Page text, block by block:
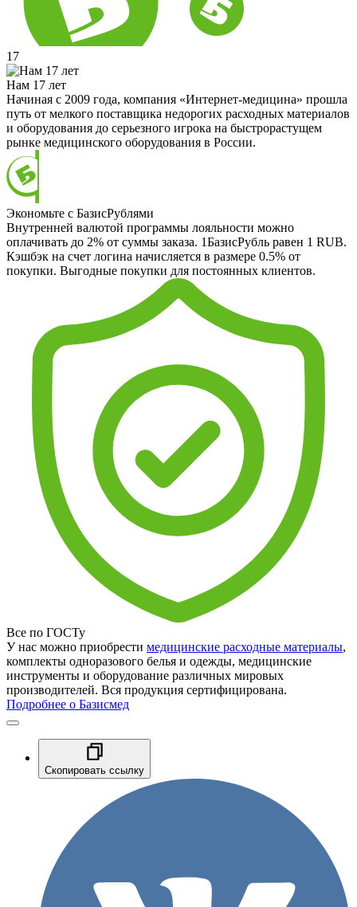
17
Нам 17 лет
Начиная с 2009 года, компания «Интернет-медицина» прошла
путь от мелкого поставщика недорогих расходных материалов
и оборудования до серьезного игрока на быстрорастущем
рынке медицинского оборудования в России.
Экономьте с БазисРублями
Внутренней валютой программы лояльности можно
оплачивать до 2% от суммы заказа. 1БазисРубль равен 1 RUB.
Кэшбэк на счет логина начисляется в размере 0.5% от
покупки. Выгодные покупки для постоянных клиентов.
Все по ГОСТу
У нас можно приобрести медицинские расходные материалы,
комплекты одноразового белья и одежды, медицинские
инструменты и оборудование различных мировых
производителей. Вся продукция сертифицирована.
Подробнее о Базисмед
Скопировать ссылку